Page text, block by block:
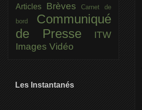
Articles BrèvesCarnet de
bord Communiqué
de Presse
ITW
Images Vidéo
Les Instantanés